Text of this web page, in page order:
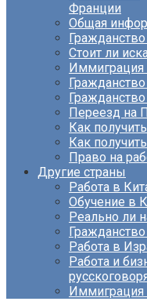
Франции
Общая
Стоит ли
Переезд на
Как
Как
Право на
Другие страны
Работа в
Обучение в
Реально ли
Работа в
Работа и